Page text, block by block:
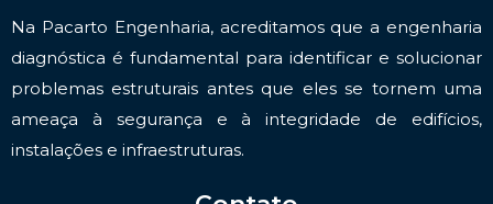
Na Pacarto Engenharia, acreditamos que a engenharia
diagnóstica é fundamental para identificar e solucionar
problemas estruturais antes que eles se tornem uma
ameaça à segurança e à integridade de edifícios,
instalações e infraestruturas.